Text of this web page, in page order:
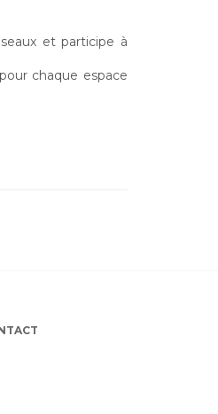
et participe à
chaque espace